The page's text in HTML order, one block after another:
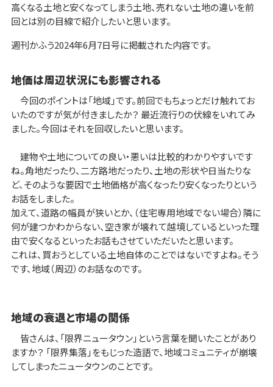
高くなる土地と安くなってしまう土地、売れない土地の違いを前
回とは別の目線で紹介したいと思います。
週刊かふう2024年6月7日号に掲載された内容です。
地価は周辺状況にも影響される
今回のポイントは「地域」です。前回でもちょっとだけ触れてお
いたのですが気が付きましたか？ 最近流行りの伏線をいれてみ
ました。今回はそれを回収したいと思います。
建物や土地についての良い・悪いは比較的わかりやすいです
ね。角地だったり、二方路地だったり、土地の形状や日当たりな
ど、そのような要因で土地価格が高くなったり安くなったりという
お話をしました。
加えて、道路の幅員が狭いとか、（住宅専用地域でない場合）隣に
何が建つかわからない、空き家が壊れて越境しているといった理
由で安くなるといったお話もさせていただいたと思います。
これは、買おうとしている土地自体のことではないですよね。そう
です、地域（周辺）のお話なのです。
地域の衰退と市場の関係
皆さんは、「限界ニュータウン」という言葉を聞いたことがあり
ますか？ 「限界集落」をもじった造語で、地域コミュニティが崩壊
してしまったニュータウンのことです。